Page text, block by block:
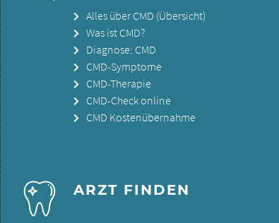
Alles über CMD (Übersicht)
Was ist CMD?
Diagnose: CMD
CMD-Symptome
CMD-Therapie
CMD-Check online
CMD Kostenübernahme
ARZT FINDEN